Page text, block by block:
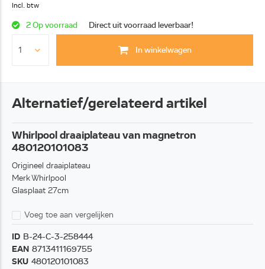
Incl. btw
2 Op voorraad Direct uit voorraad leverbaar!
In winkelwagen
Alternatief/gerelateerd artikel
Whirlpool draaiplateau van magnetron
480120101083
Origineel draaiplateau
Merk Whirlpool
Glasplaat 27cm
Voeg toe aan vergelijken
ID B-24-C-3-258444
EAN 8713411169755
SKU 480120101083